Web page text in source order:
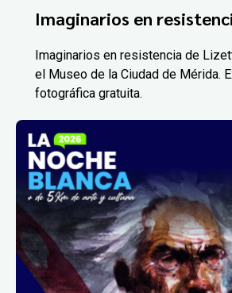
Imaginarios en
Imaginarios en resistencia de
el Museo de la Ciudad de Mérida.
fotográfica gratuita.